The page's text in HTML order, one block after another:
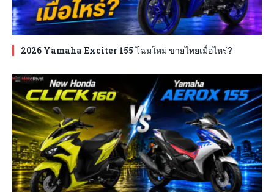
2026 Yamaha Exciter 155 โฉมใหม่ ขายไทยเมื่อไหร่?